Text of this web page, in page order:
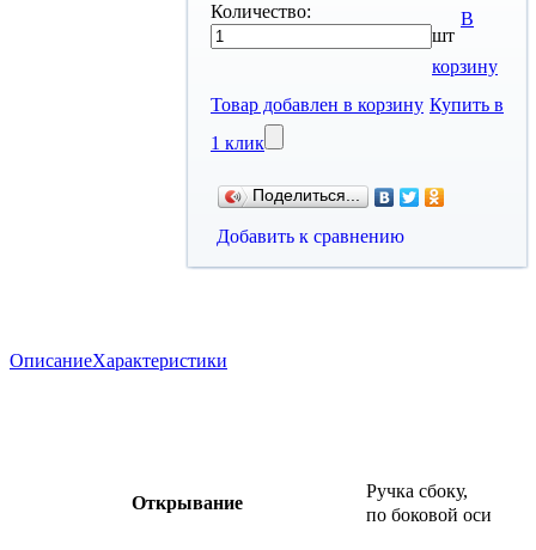
Количество:
шт
В
корзину
Товар добавлен в корзину Купить в
1 клик
Поделиться...
Добавить к сравнению
ОписаниеХарактеристики
Открывание
Ручка сбоку,
по боковой оси​